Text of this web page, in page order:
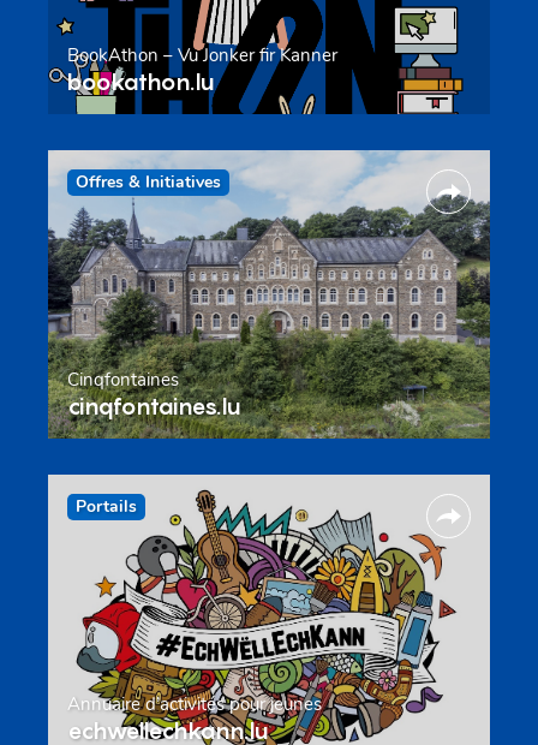
BookAthon – Vu Jonker fir Kanner
bookathon.lu
Offres & Initiatives
Cinqfontaines
cinqfontaines.lu
Portails
Annuaire d’activités pour jeunes
echwellechkann.lu